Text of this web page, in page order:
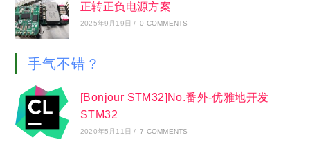
正转正负电源方案
2025年9月19日 / 0 COMMENTS
手气不错？
[Bonjour STM32]No.番外-优雅地开发
STM32
2020年5月11日 / 7 COMMENTS